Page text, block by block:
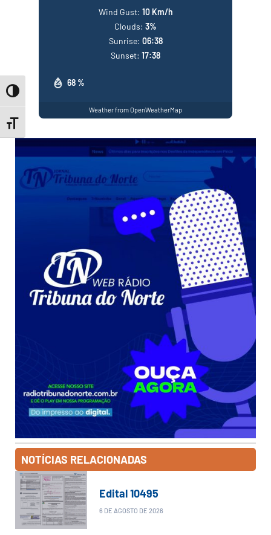
Toggle High Contrast
Toggle Font size
68 %
Wind Gust: 10 Km/h
Clouds: 3%
Sunrise: 06:38
Sunset: 17:38
Weather from OpenWeatherMap
NOTÍCIAS RELACIONADAS
Edital 10495
6 DE AGOSTO DE 2026